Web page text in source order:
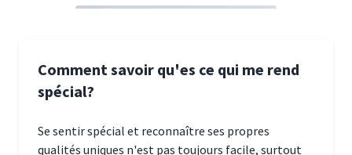
Comment savoir qu'es ce qui me rend
spécial?
Se sentir spécial et reconnaître ses propres
qualités uniques n'est pas toujours facile, surtout